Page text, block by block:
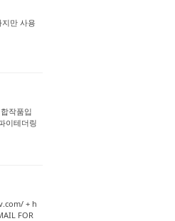
만 사용
작품입
이테더링
+ h
FOR